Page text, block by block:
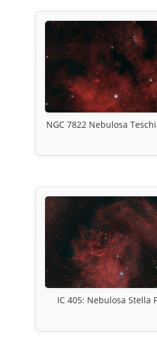
NGC 7822 Nebulosa
IC 405: Nebulosa Stella